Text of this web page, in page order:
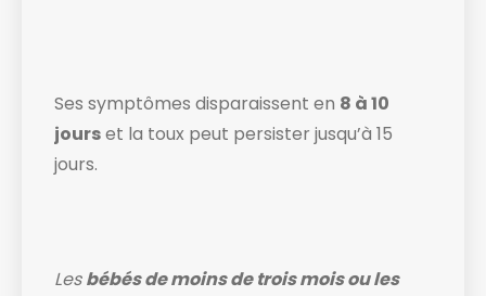
Ses symptômes disparaissent en 8 à 10
jourset la toux peut persister jusqu’à 15
jours.
Lesbébés de moins de trois mois ou les